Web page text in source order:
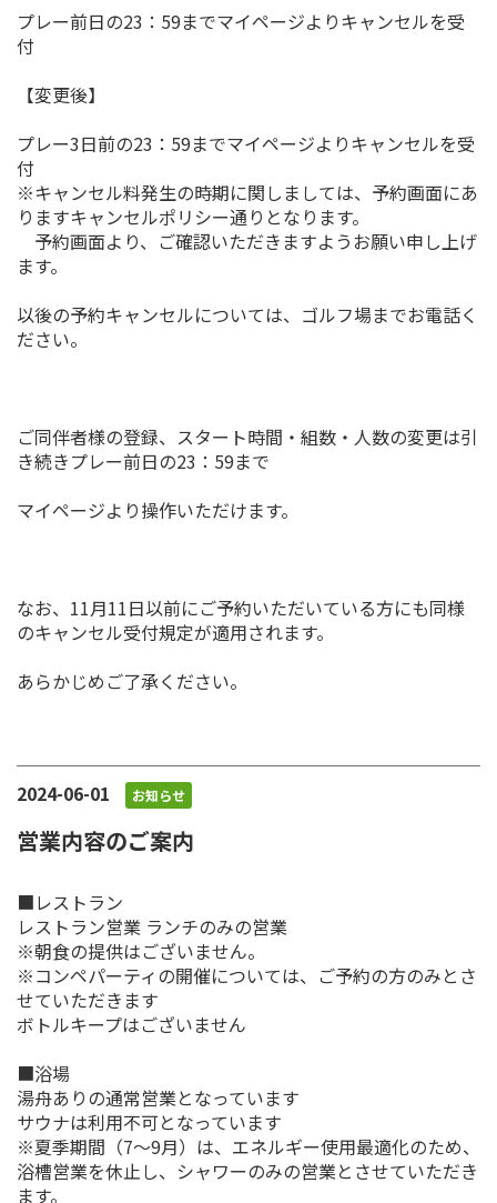
プレー前日の23：59までマイページよりキャンセルを受
付
【変更後】
プレー3日前の23：59までマイページよりキャンセルを受
付
※キャンセル料発生の時期に関しましては、予約画面にあ
りますキャンセルポリシー通りとなります。
予約画面より、ご確認いただきますようお願い申し上げ
ます。
以後の予約キャンセルについては、ゴルフ場までお電話く
ださい。
ご同伴者様の登録、スタート時間・組数・人数の変更は引
き続きプレー前日の23：59まで
マイページより操作いただけます。
なお、11月11日以前にご予約いただいている方にも同様
のキャンセル受付規定が適用されます。
あらかじめご了承ください。
2024-06-01 お知らせ
営業内容のご案内
■レストラン
レストラン営業 ランチのみの営業
※朝食の提供はございません。
※コンペパーティの開催については、ご予約の方のみとさ
せていただきます
ボトルキープはございません
■浴場
湯舟ありの通常営業となっています
サウナは利用不可となっています
※夏季期間（7～9月）は、エネルギー使用最適化のため、
浴槽営業を休止し、シャワーのみの営業とさせていただき
ます。